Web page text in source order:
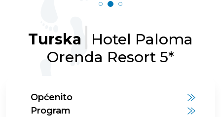
Turska
Hotel Paloma
Orenda Resort 5*
Općenito
Program